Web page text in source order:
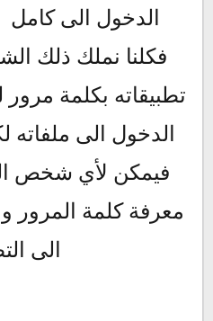
الدخول الى كامل
فكلنا نملك ذلك
تطبيقاته بكلمة
الدخول الى ملفاته
فيمكن لأي شخص
معرفة كلمة المرور